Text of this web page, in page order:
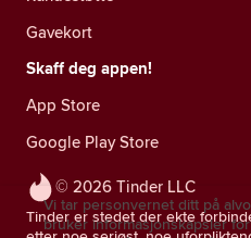
© 2026 Tinder LLC
Tinder er stedet der ekte
Gavekort
Skaff deg appen!
App Store
Google Play Store
Vi tar personvernet ditt på
bruker informasjonskapsler